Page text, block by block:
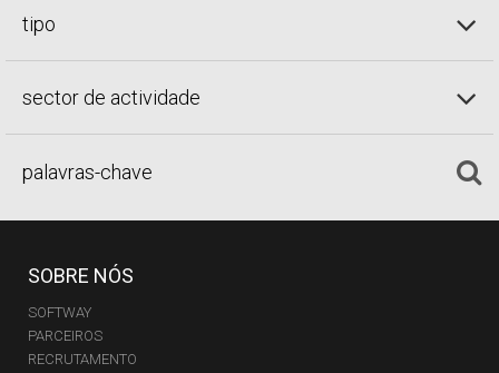
tipo
sector de actividade
SOBRE NÓS
SOFTWAY
PARCEIROS
RECRUTAMENTO